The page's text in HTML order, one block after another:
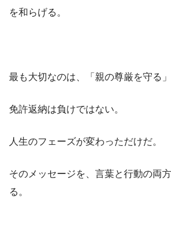
を和らげる。
最も大切なのは、「親の尊厳を守る
免許返納は負けではない。
人生のフェーズが変わっただけだ。
そのメッセージを、言葉と行動の両
る。